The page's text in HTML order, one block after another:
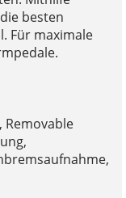
besten
Für maximale
Removable